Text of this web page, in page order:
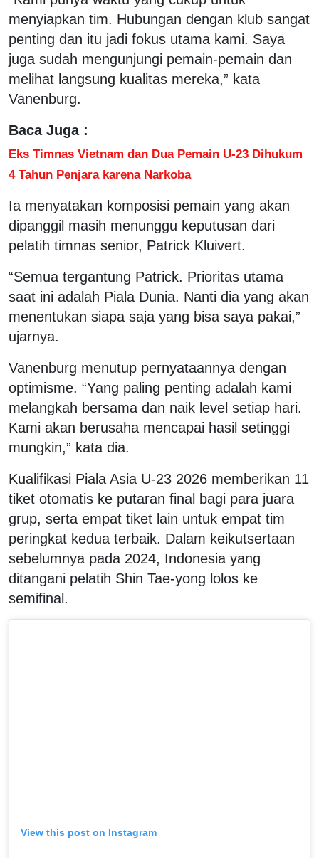
menyiapkan tim. Hubungan dengan klub sangat
penting dan itu jadi fokus utama kami. Saya
juga sudah mengunjungi pemain-pemain dan
melihat langsung kualitas mereka,” kata
Vanenburg.
Baca Juga :
Eks Timnas Vietnam dan Dua Pemain U-23 Dihukum
4 Tahun Penjara karena Narkoba
Ia menyatakan komposisi pemain yang akan
dipanggil masih menunggu keputusan dari
pelatih timnas senior, Patrick Kluivert.
“Semua tergantung Patrick. Prioritas utama
saat ini adalah Piala Dunia. Nanti dia yang akan
menentukan siapa saja yang bisa saya pakai,”
ujarnya.
Vanenburg menutup pernyataannya dengan
optimisme. “Yang paling penting adalah kami
melangkah bersama dan naik level setiap hari.
Kami akan berusaha mencapai hasil setinggi
mungkin,” kata dia.
Kualifikasi Piala Asia U-23 2026 memberikan 11
tiket otomatis ke putaran final bagi para juara
grup, serta empat tiket lain untuk empat tim
peringkat kedua terbaik. Dalam keikutsertaan
sebelumnya pada 2024, Indonesia yang
ditangani pelatih Shin Tae-yong lolos ke
semifinal.
View this post on Instagram